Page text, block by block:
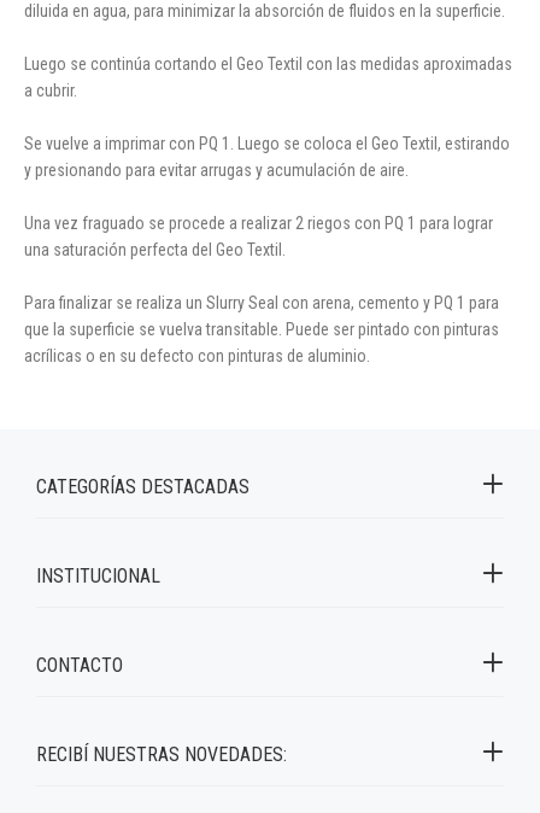
diluida en agua, para minimizar la absorción de fluidos en la superficie.
Luego se continúa cortando el Geo Textil con las medidas aproximadas
a cubrir.
Se vuelve a imprimar con PQ 1. Luego se coloca el Geo Textil, estirando
y presionando para evitar arrugas y acumulación de aire.
Una vez fraguado se procede a realizar 2 riegos con PQ 1 para lograr
una saturación perfecta del Geo Textil.
Para finalizar se realiza un Slurry Seal con arena, cemento y PQ 1 para
que la superficie se vuelva transitable. Puede ser pintado con pinturas
acrílicas o en su defecto con pinturas de aluminio.
RECIBÍ NUESTRAS NOVEDADES:
CATEGORÍAS DESTACADAS
INSTITUCIONAL
CONTACTO